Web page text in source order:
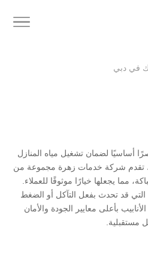
في دبي
أساسيًا لضمان تشغيل مياه المنازل
تقدم شركة خدمات زهرة مجموعة من
مما يجعلها خيارًا موثوقًا للعملاء.
التي قد تحدث بفعل التآكل أو الضغط
بأعلى معايير الجودة والأمان
مستقبلية.